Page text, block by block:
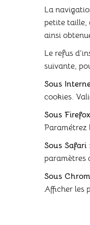
La
petite taille,
ainsi
Le refus
suivante,
Sous
cookies.
Sous
Paramétrez
Sous Safari :
paramètres
Sous
Afficher les